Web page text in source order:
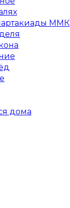
ММК
дома